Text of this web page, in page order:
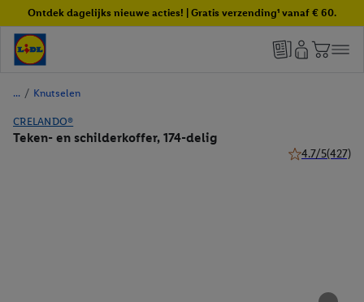
Ontdek dagelijks nieuwe acties! | Gratis verzending¹ vanaf € 60.
/ Knutselen
CRELANDO®
Teken- en schilderkoffer, 174-delig
4.7/5(427)